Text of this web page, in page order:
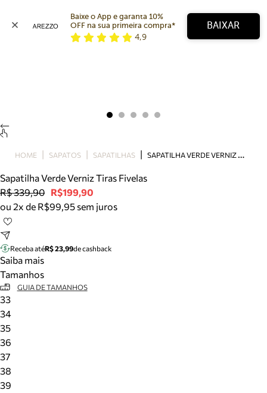
Bolsa
Tamanco
Tênis
Mule
Tire dúvidas sobre pedidos, devoluções e mais.
Meus pedidos
Acompanhe seus pedidos e solicite devoluções.
Baixe o App e garanta 10%
OFF na sua primeira compra*
4,9
BAIXAR
HOME SAPATOS SAPATILHAS S
APATILHA VERDE VERNIZ TIRAS FIVELAS
Sapatilha Verde Verniz Tiras Fivelas
R$ 339,90 R$199,90
ou 2x de R$99,95 sem juros
Receba atéR$ 23,99de cashback
Saiba mais
Tamanhos
GUIA DE TAMANHOS
33
34
35
36
37
38
39